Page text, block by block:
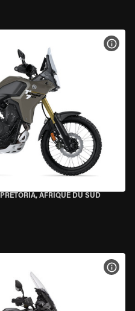
PRETORIA, AFRIQUE DU SUD